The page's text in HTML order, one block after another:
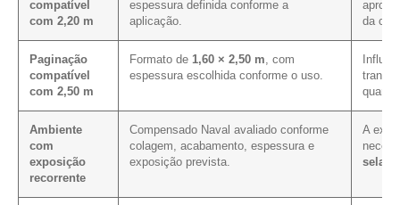
compatível
com 2,20 m
espessura definida conforme a
aplicação.
da
Paginação
compatível
com 2,50 m
Formato de 1,60 × 2,50 m , com
espessura escolhida conforme o uso.
Ambiente
com
exposição
recorrente
Compensado Naval avaliado conforme
colagem, acabamento, espessura e
exposição prevista.
A